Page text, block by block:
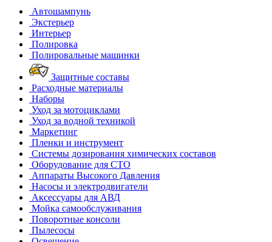
Автошампунь
Экстерьер
Интерьер
Полировка
Полировальные машинки
Защитные составы
Расходные материалы
Наборы
Уход за мотоциклами
Уход за водной техникой
Маркетинг
Пленки и инструмент
Системы дозирования химических составов
Оборудование для СТО
Аппараты Высокого Давления
Насосы и электродвигатели
Аксессуары для АВД
Мойка самообслуживания
Поворотные консоли
Пылесосы